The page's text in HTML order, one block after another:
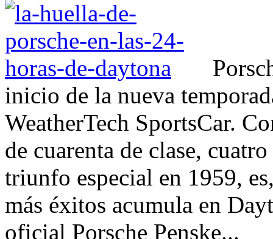
inicio de la nueva
WeatherTech SportsCar.
de cuarenta de clase,
triunfo especial en 1959,
más éxitos acumula en
oficial Porsche Penske...